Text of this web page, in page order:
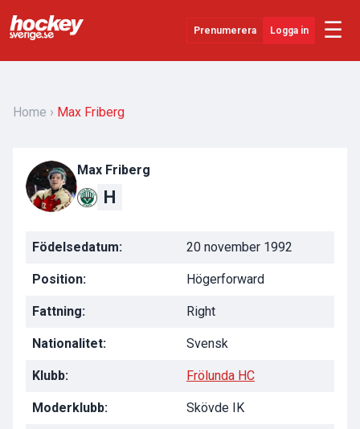
Prenumerera Logga in ☰
YouTube
Evenemang
Övrigt
Home Max Friberg
Max Friberg
H
Födelsedatum: 20 november 1992
Position: Högerforward
Fattning: Right
Nationalitet: Svensk
Klubb: Frölunda HC
Moderklubb: Skövde IK